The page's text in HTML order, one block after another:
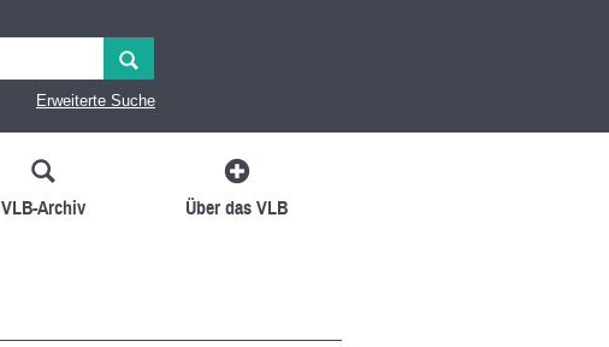
Erweiterte Suche
VLB-Archiv Über das VLB